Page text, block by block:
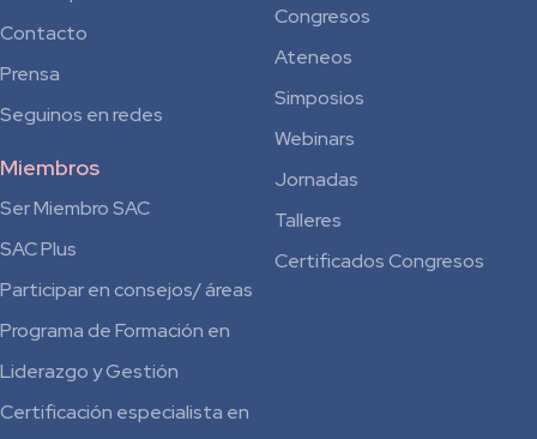
Contacto
Prensa
Seguinos en redes
Miembros
Ser Miembro SAC
SAC Plus
Participar en consejos/ áreas
Programa de Formación en
Liderazgo y Gestión
Certificación especialista en
Congresos
Ateneos
Simposios
Webinars
Jornadas
Talleres
Certificados Congresos